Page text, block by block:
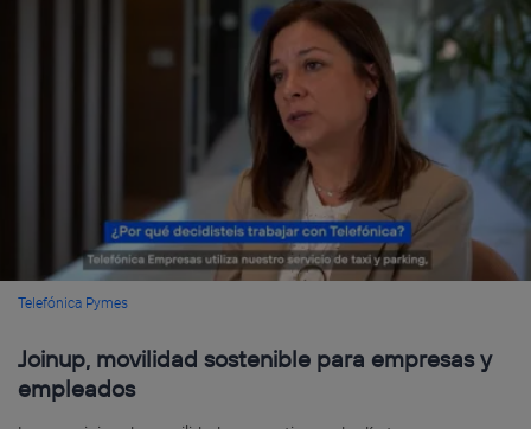
Telefónica Pymes
Joinup, movilidad sostenible para empresas y
empleados